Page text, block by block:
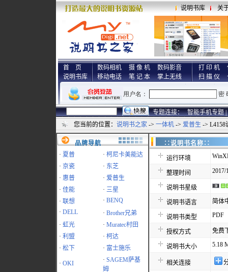
说明书库 关
首 页
说明书库
数码相机 摄 像 机
数码影音
移动电话
笔 记 本 掌上无线
打 印 机
扫 描 仪
专题连接： 智能手机专题 |
您当前的位置： 说明书之家 -> 一体机 -> 爱普生 -> L4158
品牌导航
· 夏普 · 柯尼卡美能达
· 京瓷 · 东芝
· 惠普 · 爱普生
· 佳能 · 三星
· 联想 · BENQ
· DELL · Brother兄弟
· 虹光 · Muratec村田
· 利盟 · 柯达
· 松下 · 富士施乐
· OKI · SAGEM萨基
姆
∷说明书名
运行环境
整理时间 2017/
说明书星级
说明书语言 简体
说明书类型 PDF
授权方式 免费
说明书大小 5.18
相关连接